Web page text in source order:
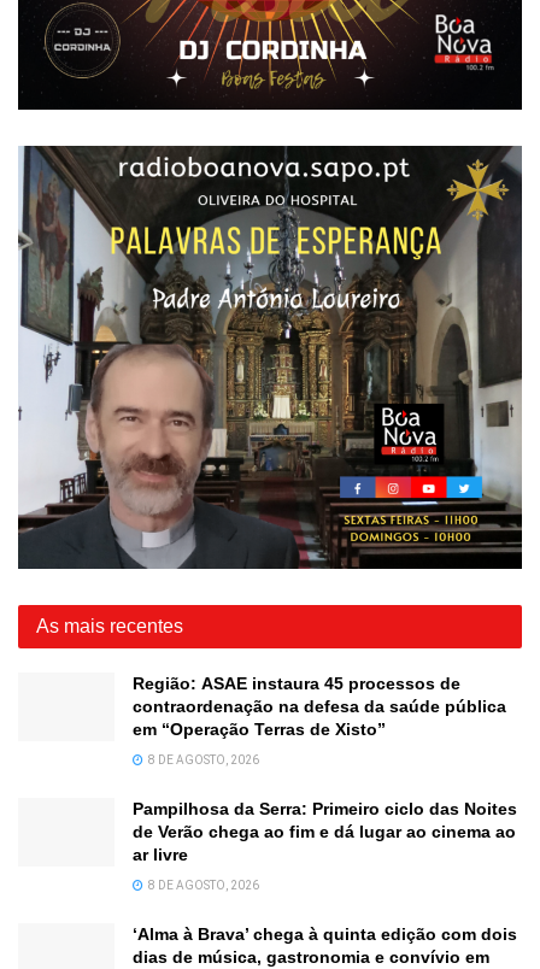
As mais recentes
Região: ASAE instaura 45 processos de
contraordenação na defesa da saúde pública
em “Operação Terras de Xisto”
8 DE AGOSTO, 2026
Pampilhosa da Serra: Primeiro ciclo das Noites
de Verão chega ao fim e dá lugar ao cinema ao
ar livre
8 DE AGOSTO, 2026
‘Alma à Brava’ chega à quinta edição com dois
dias de música, gastronomia e convívio em